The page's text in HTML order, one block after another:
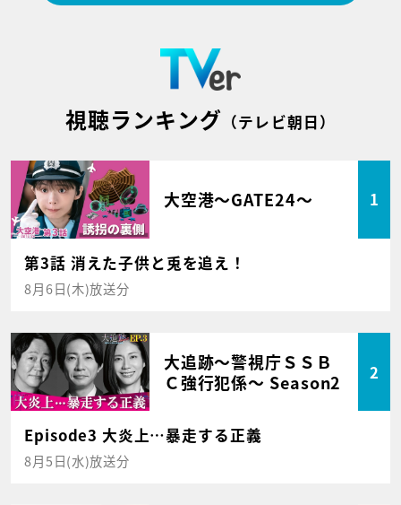
視聴ランキング （テレビ朝日）
大空港～GATE24～ 1
第3話 消えた子供と兎を追え！
8月6日(木)放送分
大追跡～警視庁ＳＳＢ
Ｃ強行犯係～ Season2
2
Episode3 大炎上…暴走する正義
8月5日(水)放送分